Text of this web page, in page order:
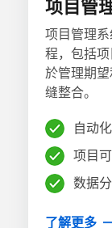
项目管
项目管理
程，包括
於管理期
缝整合。
自动
项目
数据
了解更多